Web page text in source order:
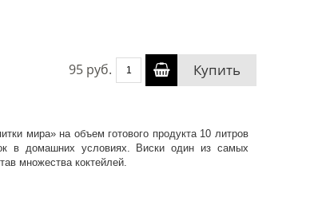
95 руб. Купить
мира» на объем готового продукта 10 литров
в домашних условиях. Виски один из самых
множества коктейлей.